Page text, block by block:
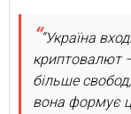
“Україна
криптовалют
більше
вона формує